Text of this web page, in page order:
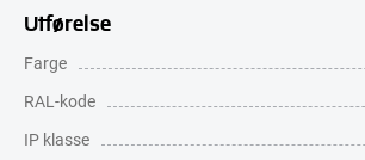
Utførelse
Farge
RAL-kode
IP klasse